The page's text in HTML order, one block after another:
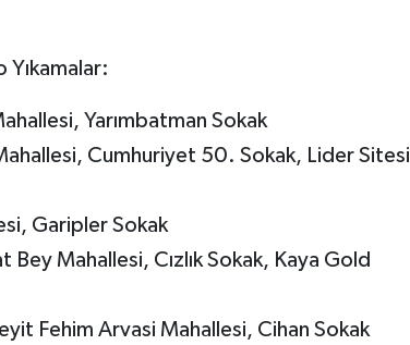
Yarımbatman Sokak
Cumhuriyet 50. Sokak, Lider Sitesi
Garipler Sokak
Bey Mahallesi, Cızlık Sokak, Kaya Gold
Fehim Arvasi Mahallesi, Cihan Sokak